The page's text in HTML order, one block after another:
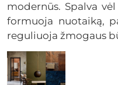
modernūs. Spalva
formuoja nuotaiką,
reguliuoja žmogaus